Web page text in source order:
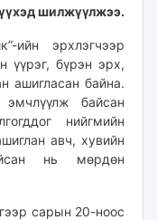
шилжүүлжээ.
ийн эрхлэгчээр
үүрэг, бүрэн эрх,
ашигласан байна.
байсан
нийгмийн
авч, хувийн
нь мөрдөн
сарын 20-ноос